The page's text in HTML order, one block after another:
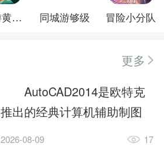
同城游黄山麻将 同城游够级 冒险小分队
更多
AutoCAD2014是欧特克
推出的经典计算机辅助制图
工具，主打稳定2D施工图绘
2026-08-09 17